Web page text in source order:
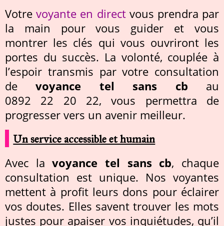
Votrevoyante en directvous prendra par
la main pour vous guider et vous
montrer les clés qui vous ouvriront les
portes du succès. La volonté, couplée à
l’espoir transmis par votre consultation
devoyance tel sans cb au
0892 22 20 22, vous permettra de
progresser vers un avenir meilleur.
Un service accessible et humain
Avec lavoyance tel sans cb, chaque
consultation est unique. Nos voyantes
mettent à profit leurs dons pour éclairer
vos doutes. Elles savent trouver les mots
justes pour apaiser vos inquiétudes, qu’il